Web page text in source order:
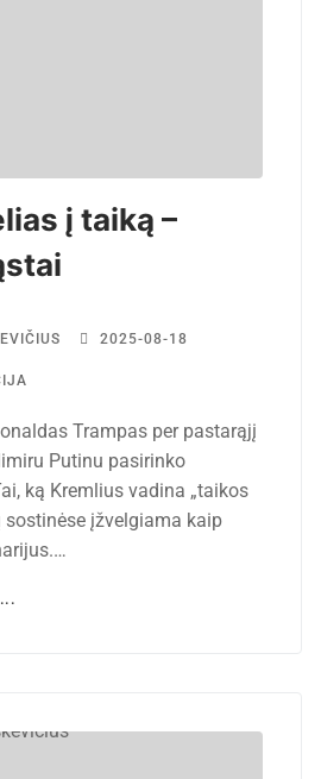
į taiką –
2025-08-18
Trampas per pastarąjį
Putinu pasirinko
ką Kremlius vadina „taikos
sostinėse įžvelgiama kaip